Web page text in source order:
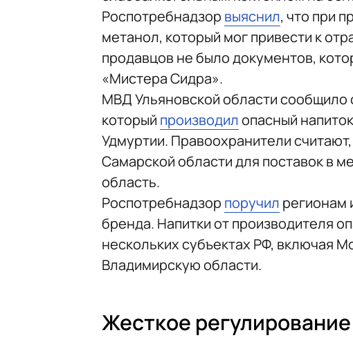
Роспотребнадзор выяснил, что при
метанол, который мог привести к
продавцов не было документов,
«Мистера Сидра».
МВД Ульяновской области
который производилопасный
Удмуртии. Правоохранители
Самарской области для поставок в
область.
Роспотребнадзор поручил регионам
бренда. Напитки от производителя
нескольких субъектах РФ, включая
Владимирскую области.
Жесткое регулирование